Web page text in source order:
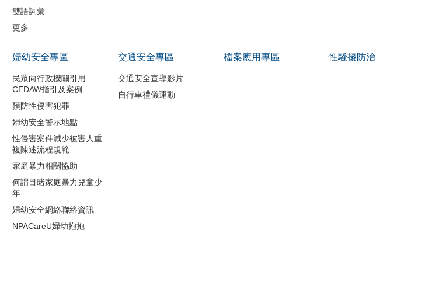
雙語詞彙
更多...
婦幼安全專區
民眾向行政機關引用
CEDAW指引及案例
預防性侵害犯罪
婦幼安全警示地點
性侵害案件減少被害人重
複陳述流程規範
家庭暴力相關協助
何謂目睹家庭暴力兒童少
年
婦幼安全網絡聯絡資訊
NPACareU婦幼抱抱
交通安全專區
交通安全宣導影片
自行車禮儀運動
檔案應用專區 性騷擾防治